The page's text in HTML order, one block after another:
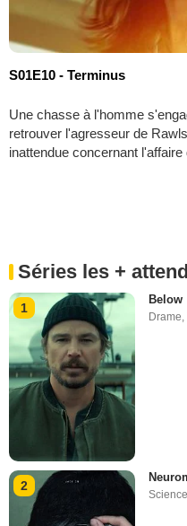
S01E10 - Terminus
Une chasse à l'homme
retrouver l'agresseur de
inattendue concernant
Séries les +
1
Below
Drame
2